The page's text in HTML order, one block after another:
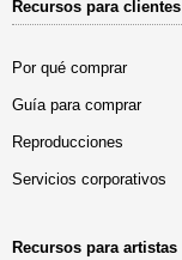
Recursos para clientes
Por qué comprar
Guía para comprar
Reproducciones
Servicios corporativos
Recursos para artistas